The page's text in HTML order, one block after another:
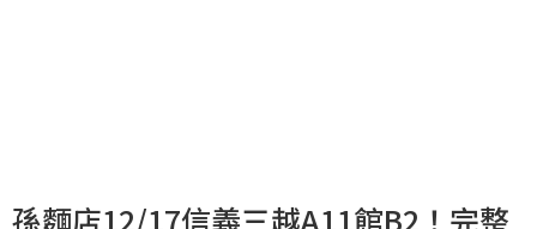
孫麵店12/17信義三越A11館B2！完整